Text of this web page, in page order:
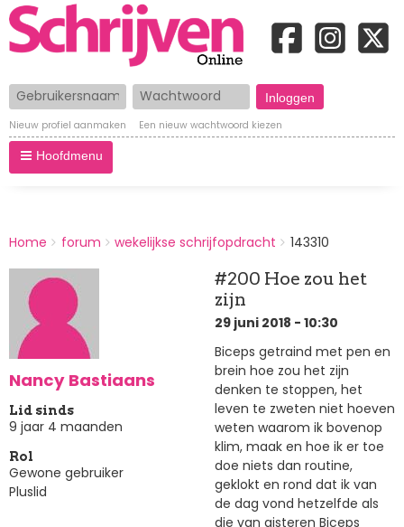
Gebruikersnaam Wachtwoord
Nieuw profiel aanmaken Een nieuw wachtwoord kiezen
Hoofdmenu
BREADCRUMBS
You
here:
Home forum wekelijkse schrijfopdracht 143310
Nancy Bastiaans
Lid sinds
9 jaar 4 maanden
Rol
Gewone gebruiker
Pluslid
#200 Hoe zou het
zijn
29 juni 2018 - 10:30
Biceps getraind met pen en
brein hoe zou het zijn
denken te stoppen, het
leven te zweten niet hoeven
weten waarom ik bovenop
klim, maak en hoe ik er toe
doe niets dan routine,
geklokt en rond dat ik van
de dag vond hetzelfde als
die van gisteren Biceps